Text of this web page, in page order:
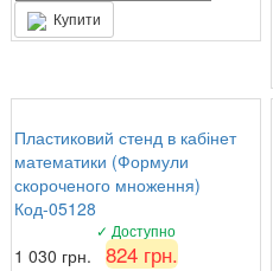
Купити
Пластиковий стенд в кабінет
математики (Формули
скороченого множення)
Код-05128
✓ Доступно
1 030 грн. 824 грн.